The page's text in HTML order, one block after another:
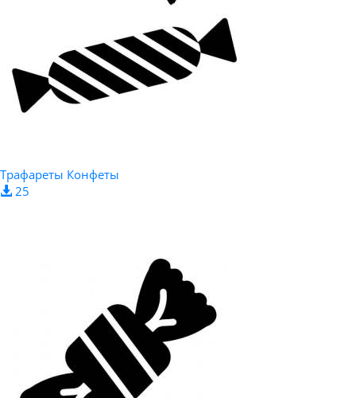
Трафареты Конфеты
25